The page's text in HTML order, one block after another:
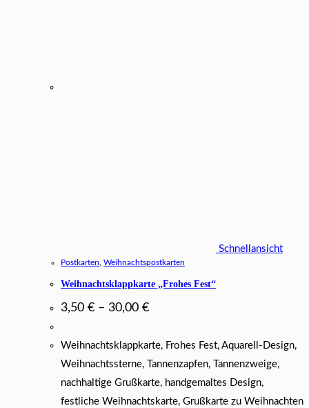
Schnellansicht
Postkarten Weihnachtspostkarten
Weihnachtsklappkarte „Frohes Fest“
3,50 € – 30,00 €
Weihnachtsklappkarte, Frohes Fest, Aquarell-Design,
Weihnachtssterne, Tannenzapfen, Tannenzweige,
nachhaltige Grußkarte, handgemaltes Design,
festliche Weihnachtskarte, Grußkarte zu Weihnachten